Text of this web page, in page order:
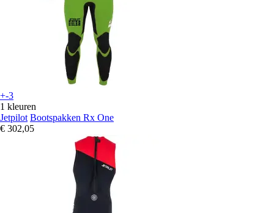
+-3
1 kleuren
Jetpilot Bootspakken Rx One
€ 302,05